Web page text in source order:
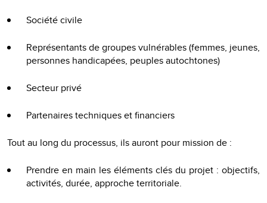
Société civile
Représentants de groupes vulnérables (femmes, jeunes,
personnes handicapées, peuples autochtones)
Secteur privé
Partenaires techniques et financiers
Tout au long du processus, ils auront pour mission de :
Prendre en main les éléments clés du projet : objectifs,
activités, durée, approche territoriale.